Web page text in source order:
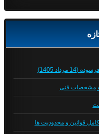
1405)
قوانین و محدودیت ها